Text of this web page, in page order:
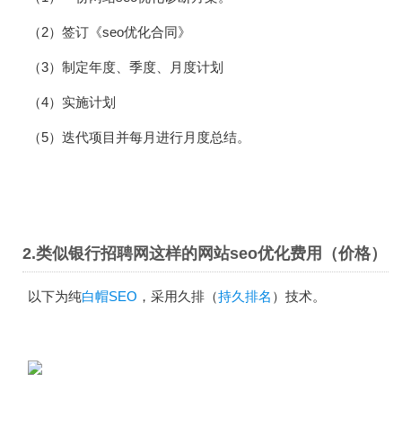
（2）签订《seo优化合同》
（3）制定年度、季度、月度计划
（4）实施计划
（5）迭代项目并每月进行月度总结。
2.类似银行招聘网这样的网站seo优化费用（价格）
以下为纯白帽SEO ，采用久排（持久排名 ）技术。